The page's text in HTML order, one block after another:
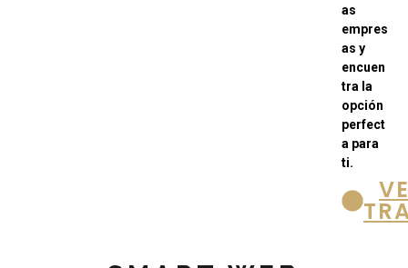
as
empres
as y
encuen
tra la
opción
perfect
a para
ti.